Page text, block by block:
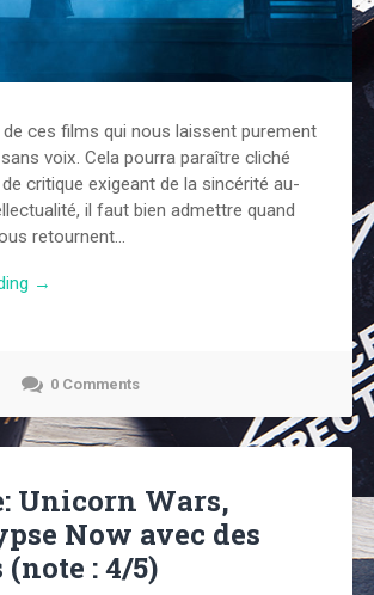
de ces films qui nous laissent purement
voix. Cela pourra paraître cliché
critique exigeant de la sincérité au-
il faut bien admettre quand
retournent…
→
0 Comments
Unicorn Wars,
Now avec des
: 4/5)